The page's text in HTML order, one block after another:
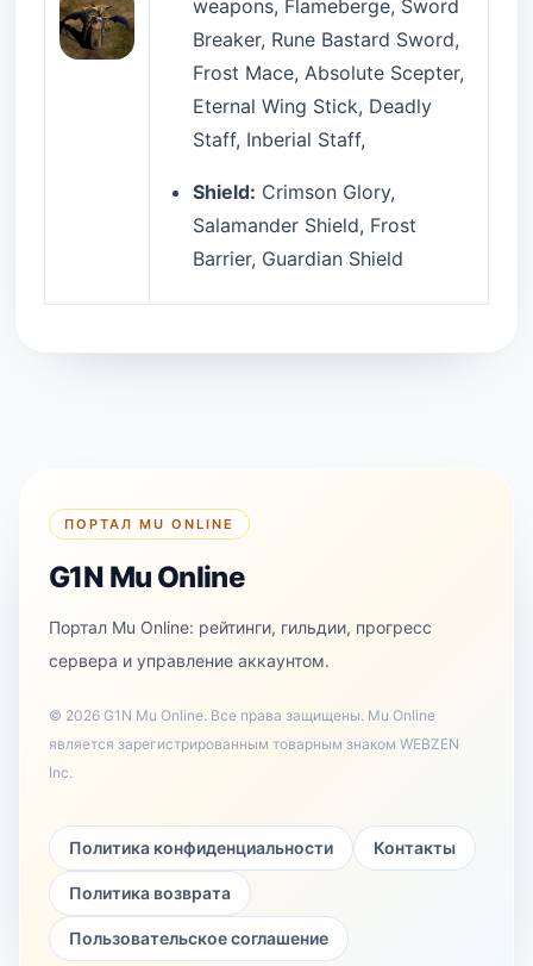
weapons, Flameberge, Sword
Breaker, Rune Bastard Sword,
Frost Mace, Absolute Scepter,
Eternal Wing Stick, Deadly
Staff, Inberial Staff,
Shield: Crimson Glory,
Salamander Shield, Frost
Barrier, Guardian Shield
ПОРТАЛ MU ONLINE
G1N Mu Online
Портал Mu Online: рейтинги, гильдии, прогресс
сервера и управление аккаунтом.
© 2026 G1N Mu Online. Все права защищены. Mu Online
является зарегистрированным товарным знаком WEBZEN
Inc.
Политика конфиденциальности Контакты
Политика возврата
Пользовательское соглашение